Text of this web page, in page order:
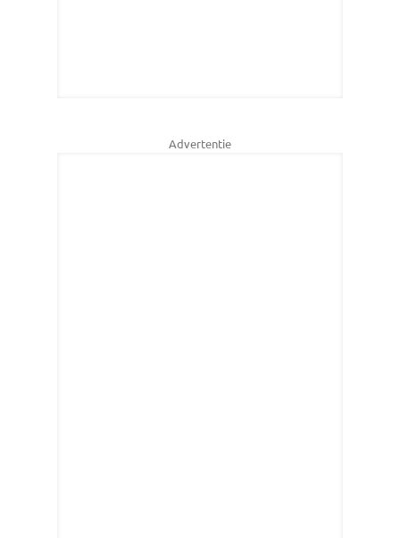
Advertentie